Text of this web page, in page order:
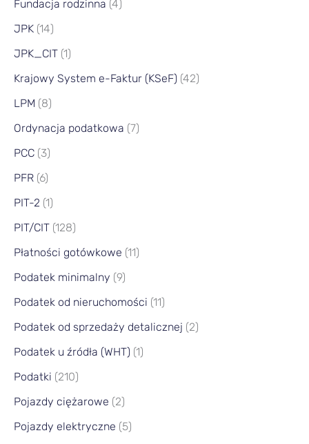
Fundacja rodzinna (4)
JPK (14)
JPK_CIT (1)
Krajowy System e-Faktur (KSeF) (42)
LPM (8)
Ordynacja podatkowa (7)
PCC (3)
PFR (6)
PIT-2 (1)
PIT/CIT (128)
Płatności gotówkowe (11)
Podatek minimalny (9)
Podatek od nieruchomości (11)
Podatek od sprzedaży detalicznej (2)
Podatek u źródła (WHT) (1)
Podatki (210)
Pojazdy ciężarowe (2)
Pojazdy elektryczne (5)